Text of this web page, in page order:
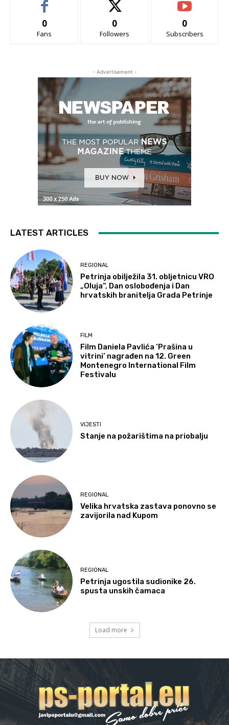
0
Fans
0
Followers
0
Subscribers
- Advertisement -
LATEST ARTICLES
REGIONAL
Petrinja obilježila 31. obljetnicu VRO
„Oluja“, Dan oslobođenja i Dan
hrvatskih branitelja Grada Petrinje
FILM
Film Daniela Pavlića ‘Prašina u
vitrini’ nagrađen na 12. Green
Montenegro International Film
Festivalu
VIJESTI
Stanje na požarištima na priobalju
REGIONAL
Velika hrvatska zastava ponovno se
zavijorila nad Kupom
REGIONAL
Petrinja ugostila sudionike 26.
spusta unskih čamaca
Load more